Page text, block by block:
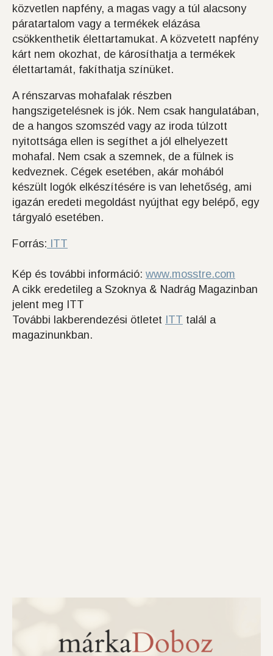
közvetlen napfény, a magas vagy a túl alacsony
páratartalom vagy a termékek elázása
csökkenthetik élettartamukat. A közvetett napfény
kárt nem okozhat, de károsíthatja a termékek
élettartamát, fakíthatja színüket.
A rénszarvas mohafalak részben
hangszigetelésnek is jók. Nem csak hangulatában,
de a hangos szomszéd vagy az iroda túlzott
nyitottsága ellen is segíthet a jól elhelyezett
mohafal. Nem csak a szemnek, de a fülnek is
kedveznek. Cégek esetében, akár mohából
készült logók elkészítésére is van lehetőség, ami
igazán eredeti megoldást nyújthat egy belépő, egy
tárgyaló esetében.
Forrás: ITT
Kép és további információ: www.mosstre.com
A cikk eredetileg a Szoknya & Nadrág Magazinban
jelent meg ITT
További lakberendezési ötletet ITT talál a
magazinunkban.